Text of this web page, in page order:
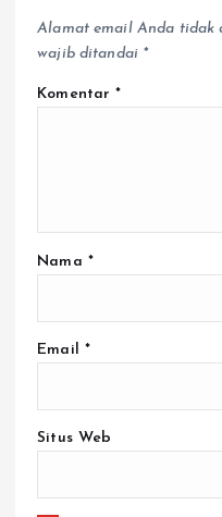
Alamat email Anda tidak
wajib ditandai *
Komentar*
Nama *
Email *
Situs Web